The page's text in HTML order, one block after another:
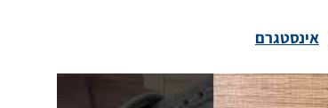
אינסטגרם